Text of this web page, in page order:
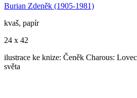
Burian Zdeněk (1905-1981)
kvaš, papír
24 x 42
ilustrace ke knize: Čeněk Charous:
světa